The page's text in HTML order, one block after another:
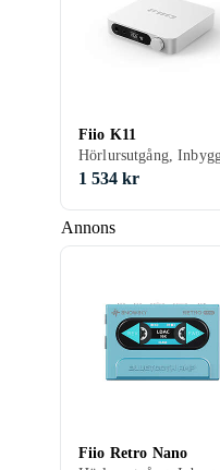
Annons
Fiio K11
1 534 kr
Fiio Retro Nano